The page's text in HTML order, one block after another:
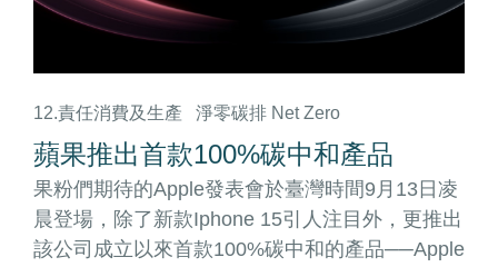
12.責任消費及生產 淨零碳排 Net Zero
蘋果推出首款100%碳中和產品
果粉們期待的Apple發表會於臺灣時間9月13日凌
晨登場，除了新款Iphone 15引人注目外，更推出
該公司成立以來首款100%碳中和的產品──Apple